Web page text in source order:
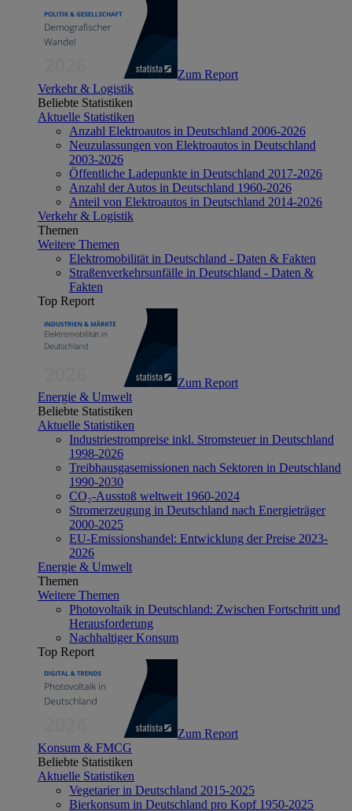
Zum Report
Verkehr & Logistik
Beliebte Statistiken
Aktuelle Statistiken
Anzahl Elektroautos in Deutschland 2006-2026
Neuzulassungen von Elektroautos in Deutschland
2003-2026
Öffentliche Ladepunkte in Deutschland 2017-2026
Anzahl der Autos in Deutschland 1960-2026
Anteil von Elektroautos in Deutschland 2014-2026
Verkehr & Logistik
Themen
Weitere Themen
Elektromobilität in Deutschland - Daten & Fakten
Straßenverkehrsunfälle in Deutschland - Daten &
Fakten
Top Report
Zum Report
Energie & Umwelt
Beliebte Statistiken
Aktuelle Statistiken
Industriestrompreise inkl. Stromsteuer in Deutschland
1998-2026
Treibhausgasemissionen nach Sektoren in Deutschland
1990-2030
CO₂-Ausstoß weltweit 1960-2024
Stromerzeugung in Deutschland nach Energieträger
2000-2025
EU-Emissionshandel: Entwicklung der Preise 2023-
2026
Energie & Umwelt
Themen
Weitere Themen
Photovoltaik in Deutschland: Zwischen Fortschritt und
Herausforderung
Nachhaltiger Konsum
Top Report
Zum Report
Konsum & FMCG
Beliebte Statistiken
Aktuelle Statistiken
Vegetarier in Deutschland 2015-2025
Bierkonsum in Deutschland pro Kopf 1950-2025